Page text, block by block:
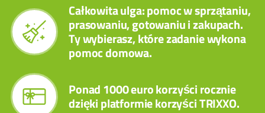
Całkowita ulga: pomoc w sprzątaniu,
prasowaniu, gotowaniu i zakupach.
Ty wybierasz, które zadanie wykona
pomoc domowa.
Ponad 1000 euro korzyści rocznie
dzięki platformie korzyści TRIXXO.